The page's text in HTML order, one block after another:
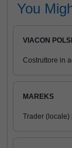
You
VIACON
Costruttore in
MAREKS
Trader (locale)